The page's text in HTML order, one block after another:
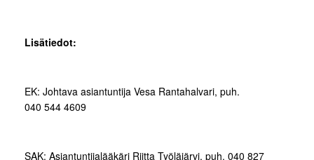
Lisätiedot:
EK: Johtava asiantuntija Vesa Rantahalvari, puh.
040 544 4609
SAK: Asiantuntijalääkäri Riitta Työläjärvi, puh. 040 827